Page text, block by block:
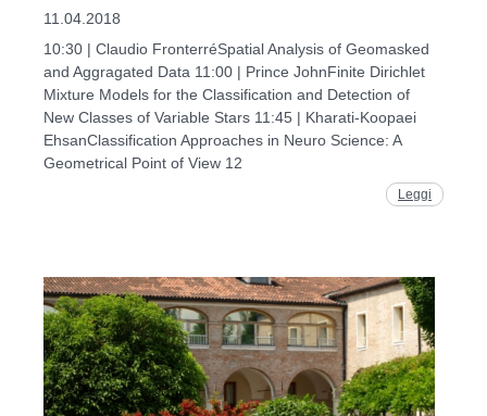
11.04.2018
10:30 | Claudio FronterréSpatial Analysis of Geomasked
and Aggragated Data 11:00 | Prince JohnFinite Dirichlet
Mixture Models for the Classification and Detection of
New Classes of Variable Stars 11:45 | Kharati-Koopaei
EhsanClassification Approaches in Neuro Science: A
Geometrical Point of View 12
Leggi